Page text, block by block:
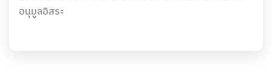
อนุมูลอิสระ